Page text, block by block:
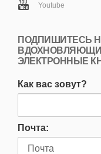
Youtube
ПОДПИШИТЕСЬ
ЭЛЕКТРОННЫЕ
Как вас зовут?
Почта: